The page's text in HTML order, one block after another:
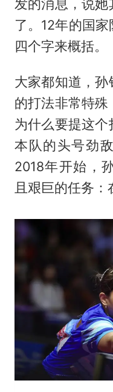
发的消息，说
了。12年的国
四个字来概括。
大家都知道，
的打法非常特殊
为什么要提这个
本队的头号劲
2018年开始，
且艰巨的任务：